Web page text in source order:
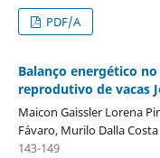
PDF/A
Balanço energético
reprodutivo de vacas
Maicon Gaissler Lorena
Fávaro, Murilo Dalla Costa
143-149